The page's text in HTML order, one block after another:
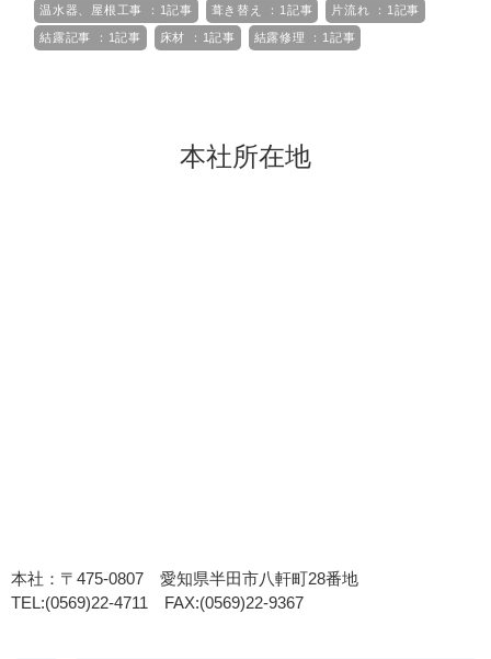
温水器、屋根工事 ：1記事 葺き替え ：1記事 片流れ ：1記事
結露記事 ：1記事 床材 ：1記事 結露修理 ：1記事
本社所在地
本社：〒475-0807 愛知県半田市八軒町28番地
TEL:(0569)22-4711 FAX:(0569)22-9367